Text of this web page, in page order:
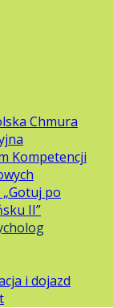
Chmura
Kompetencji
po
II”
i dojazd